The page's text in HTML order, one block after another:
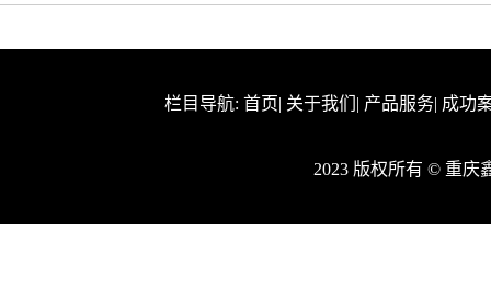
栏目导航: 首页| 关于我们 | 产品服务| 成功
2023 版权所有 © 重